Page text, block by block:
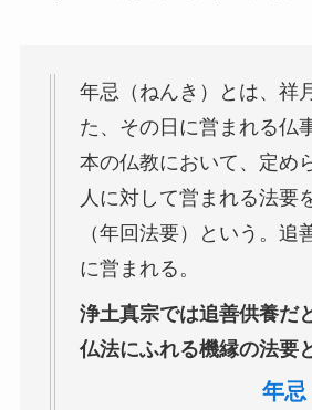
年忌（ねんき）とは、祥
た、その日に営まれる仏
本の仏教において、定め
人に対して営まれる法要
（年回法要）という。追
に営まれる。
浄土真宗では追善供養だ
仏法にふれる機縁の法要
年